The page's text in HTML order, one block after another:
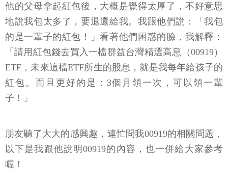
他的父母拿起紅包後，大概是覺得太厚了，不好意思
地說我包太多了，要退還給我。我跟他們說：「我包
的是一輩子的紅包！」看著他們困惑的臉，我解釋：
「請用紅包錢去買入一檔群益台灣精選高息（00919）
ETF，未來這檔ETF所生的股息，就是我每年給孩子的
紅包。而且更好的是：3個月領一次，可以領一輩
子！」
朋友聽了大大的感興趣，連忙問我00919的相關問題，
以下是我跟他說明00919的內容，也一併給大家參考
喔！